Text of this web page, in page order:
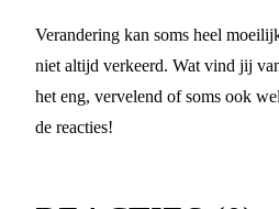
Verandering kan soms heel
niet altijd verkeerd. Wat vind jij
het eng, vervelend of soms ook
de reacties!